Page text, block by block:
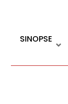
SINOPSE